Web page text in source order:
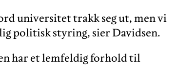
universitet trakk seg ut, men vi
politisk styring, sier Davidsen.
har et lemfeldig forhold til